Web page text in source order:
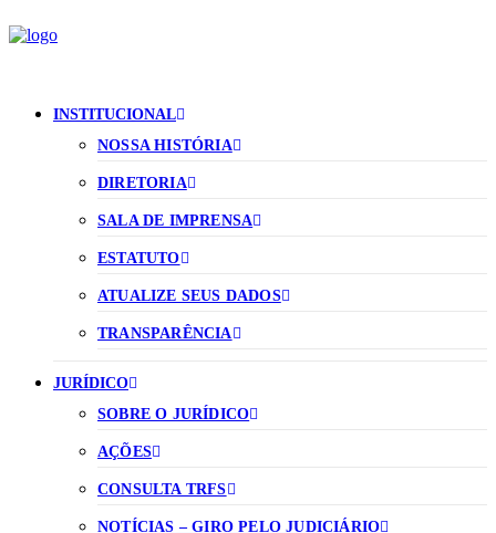
INSTITUCIONAL
NOSSA HISTÓRIA
DIRETORIA
SALA DE IMPRENSA
ESTATUTO
ATUALIZE SEUS DADOS
TRANSPARÊNCIA
JURÍDICO
SOBRE O JURÍDICO
AÇÕES
CONSULTA TRFS
NOTÍCIAS – GIRO PELO JUDICIÁRIO